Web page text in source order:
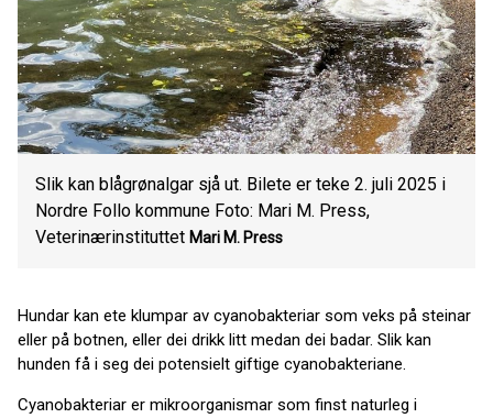
Slik kan blågrønalgar sjå ut. Bilete er teke 2. juli 2025 i
Nordre Follo kommune Foto: Mari M. Press,
Veterinærinstituttet Mari M. Press
Hundar kan ete klumpar av cyanobakteriar som veks på steinar
eller på botnen, eller dei drikk litt medan dei badar. Slik kan
hunden få i seg dei potensielt giftige cyanobakteriane.
Cyanobakteriar er mikroorganismar som finst naturleg i